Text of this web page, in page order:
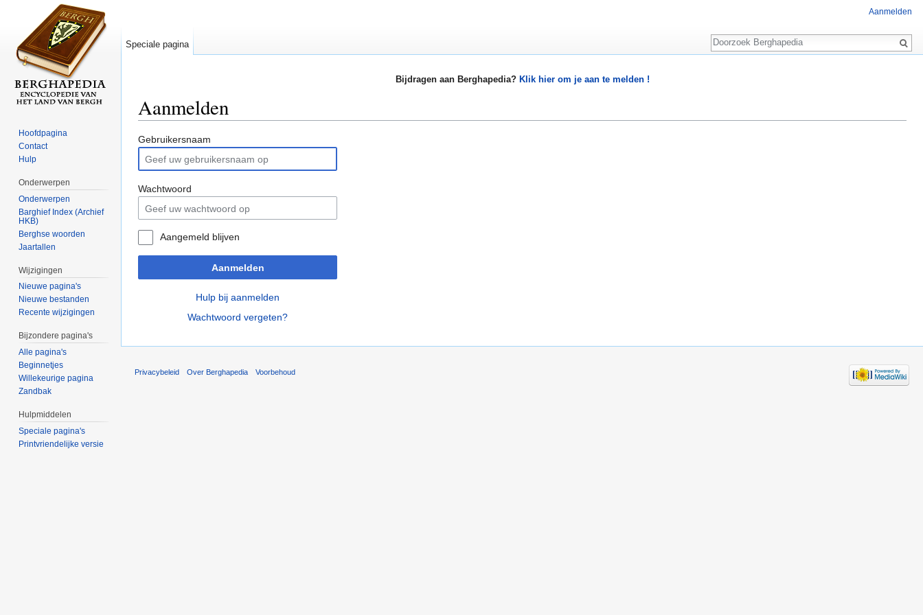
Bijdragen aan Berghapedia? Klik hier om je aan te melden !
Aanmelden
Gebruikersnaam
Wachtwoord
Aangemeld blijven
Aanmelden
Hulp bij aanmelden
Wachtwoord vergeten?
Aanmelden
Speciale pagina
Zoeken
Hoofdpagina
Contact
Hulp
Onderwerpen
Onderwerpen
Barghief Index (Archief
HKB)
Berghse woorden
Jaartallen
Wijzigingen
Nieuwe pagina's
Nieuwe bestanden
Recente wijzigingen
Bijzondere pagina's
Alle pagina's
Beginnetjes
Willekeurige pagina
Zandbak
Hulpmiddelen
Speciale pagina's
Printvriendelijke versie
Privacybeleid Over Berghapedia Voorbehoud